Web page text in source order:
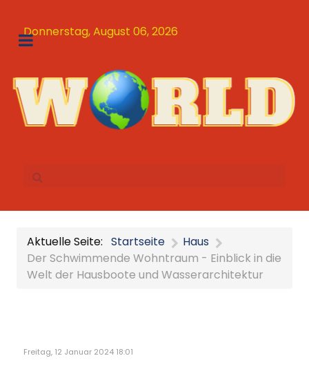
Donnerstag, August 06, 2026
Aktuelle Seite: Startseite
Haus
Der Schwimmende Wohntraum - Einblick in die
Welt der Hausboote und Wasserarchitektur
Freitag, 12 Januar 2024 18:01